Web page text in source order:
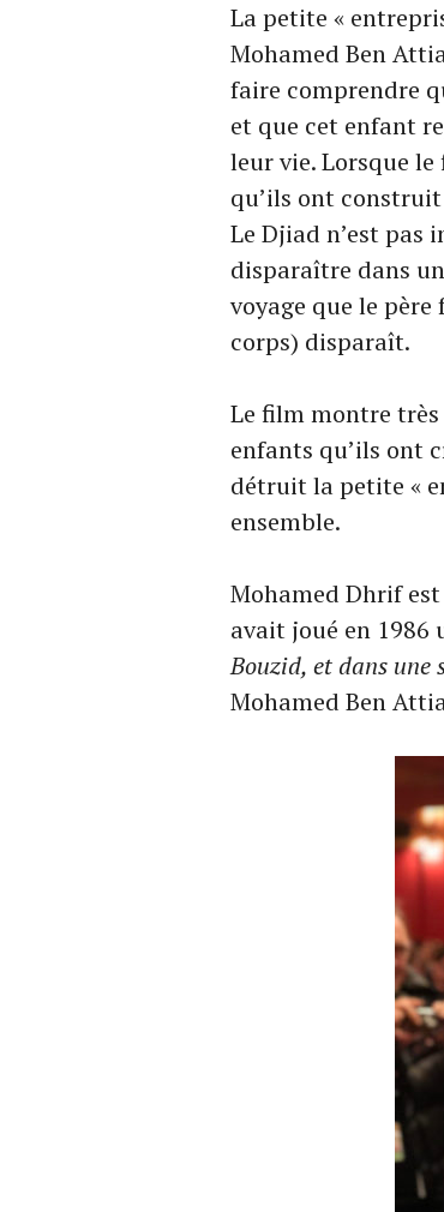
La petite «
Mohamed Ben
faire comprendre
et que cet enfant
leur vie. Lorsque le
qu’ils ont construit
Le Djiad n’est
disparaître dans
voyage que le
corps) disparaît.
Le film montre
enfants qu’ils ont
détruit la petite «
ensemble.
Mohamed Dhrif
avait joué en
Bouzid, et dans une
Mohamed Ben